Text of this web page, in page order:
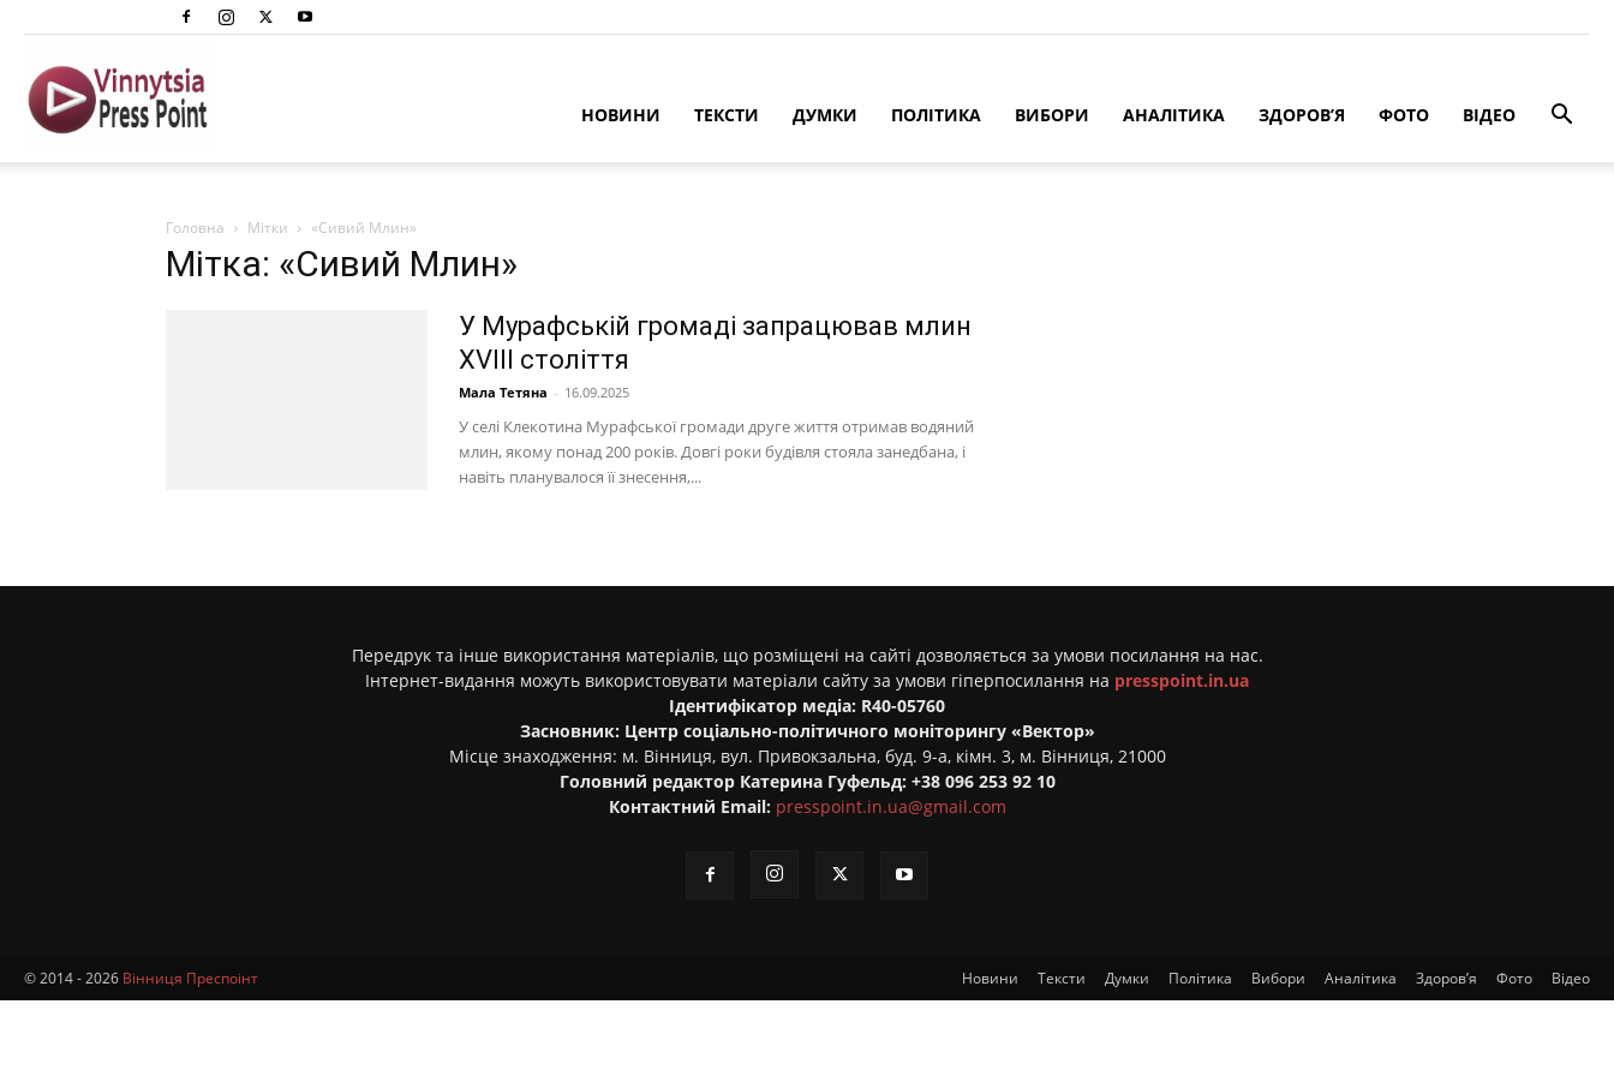
Преспоінт
НОВИНИ ТЕКСТИ ДУМКИ ПОЛІТИКА ВИБОРИ АНАЛІТИКА ЗДОРОВ’Я ФОТО ВІДЕО
Головна Мітки «Сивий Млин»
Мітка: «Сивий Млин»
У Мурафській громаді запрацював млин
XVIII століття
Мала Тетяна - 16.09.2025
У селі Клекотина Мурафської громади друге життя отримав водяний
млин, якому понад 200 років. Довгі роки будівля стояла занедбана, і
навіть планувалося її знесення,...
Передрук та інше використання матеріалів, що розміщені на сайті дозволяється за умови посилання на нас.
Інтернет-видання можуть використовувати матеріали сайту за умови гіперпосилання на presspoint.in.ua
Ідентифікатор медіа: R40-05760
Засновник: Центр соціально-політичного моніторингу «Вектор»
Місце знаходження: м. Вінниця, вул. Привокзальна, буд. 9-а, кімн. 3, м. Вінниця, 21000
Головний редактор Катерина Гуфельд: +38 096 253 92 10
Контактний Email: presspoint.in.ua@gmail.com
Новини Тексти Думки Політика Вибори Аналітика Здоров’я Фото Відео
© 2014 - 2026 Вінниця Преспоінт